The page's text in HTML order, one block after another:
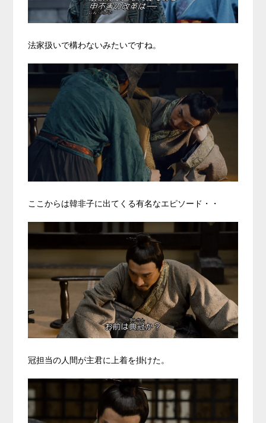
法家扱いで構わないみたいですね。
ここからは韓非子に出てくる有名なエピソード・・
冠担当の人間が主君に上着を掛けた。